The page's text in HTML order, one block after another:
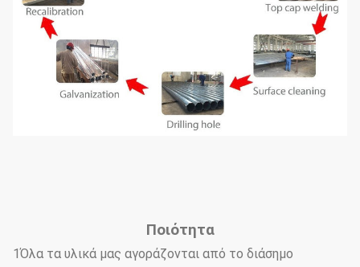
Ποιότητα
1Όλα τα υλικά μας αγοράζονται από το διάσημο